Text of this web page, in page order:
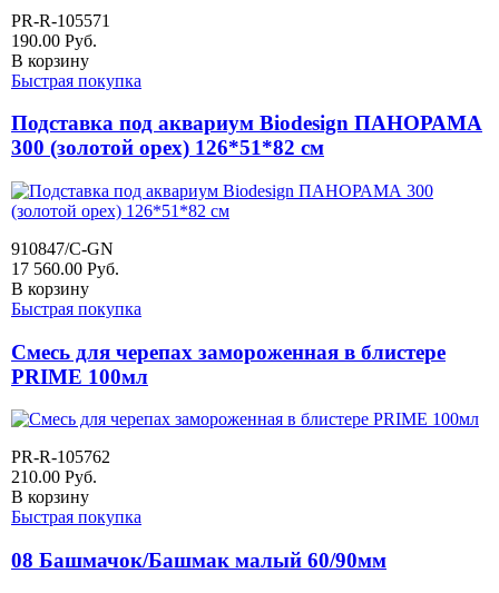
PR-R-105571
190.00 Руб.
В корзину
Быстрая покупка
Подставка под аквариум Biodesign ПАНОРАМА
300 (золотой орех) 126*51*82 см
910847/C-GN
17 560.00 Руб.
В корзину
Быстрая покупка
Смесь для черепах замороженная в блистере
PRIME 100мл
PR-R-105762
210.00 Руб.
В корзину
Быстрая покупка
08 Башмачок/Башмак малый 60/90мм